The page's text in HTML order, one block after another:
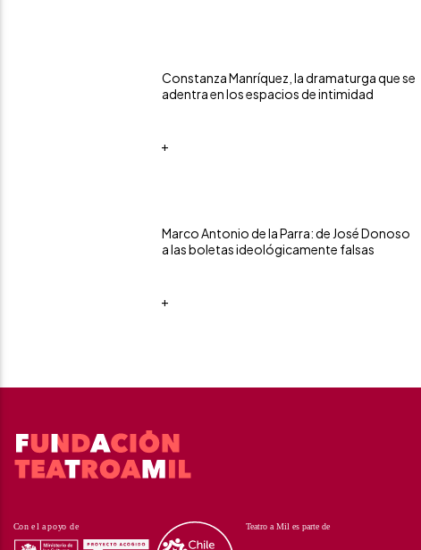
Constanza Manríquez, la dramaturga que se
adentra en los espacios de intimidad
+
Marco Antonio de la Parra: de José Donoso
a las boletas ideológicamente falsas
+